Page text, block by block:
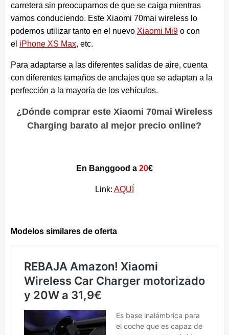
carretera sin preocuparnos de que se caiga mientras
vamos conduciendo. Este Xiaomi 70mai wireless lo
podemos utilizar tanto en el nuevo Xiaomi Mi9o con
el iPhone XS Max, etc.
Para adaptarse a las diferentes salidas de aire, cuenta
con diferentes tamaños de anclajes que se adaptan a la
perfección a la mayoría de los vehículos.
¿Dónde comprar este Xiaomi 70mai Wireless
Charging barato al mejor precio online?
En Banggood a 20€
Link: AQUÍ
Modelos similares de oferta